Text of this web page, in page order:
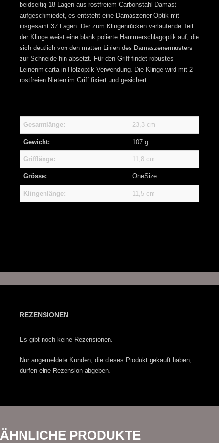
beidseitig 18 Lagen aus rostfreiem Carbonstahl Damast
aufgeschmiedet, es entsteht eine Damaszener-Optik mit
insgesamt 37 Lagen. Der zum Klingenrücken verlaufende Teil
der Klinge weist eine blank polierte Hammerschlagoptik auf, die
sich deutlich von den matten Linien des Damaszenermusters
zur Schneide hin absetzt. Für den Griff findet robustes
Leinenmicarta in Holzoptik Verwendung. Die Klinge wird mit 2
rostfreien Nieten im Griff fixiert und gesichert.
Gesamtlänge: 23,3 cm
Gewicht: 107 g
Grifflänge: 11,8 cm
Grösse: OneSize
Klingenlänge: 11,5 cm
REZENSIONEN
Es gibt noch keine Rezensionen.
Nur angemeldete Kunden, die dieses Produkt gekauft haben,
dürfen eine Rezension abgeben.
ÄHNLICHE PRODUKTE